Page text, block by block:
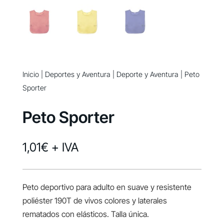
Inicio| Deportes y Aventura Deporte y Aventura | Peto
Sporter
Peto Sporter
1,01€ + IVA
Peto deportivo para adulto en suave y resistente
poliéster 190T de vivos colores y laterales
rematados con elásticos. Talla única.